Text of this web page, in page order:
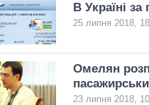
В Україні
25 липня 2018,
Омелян
23 липня 2018,